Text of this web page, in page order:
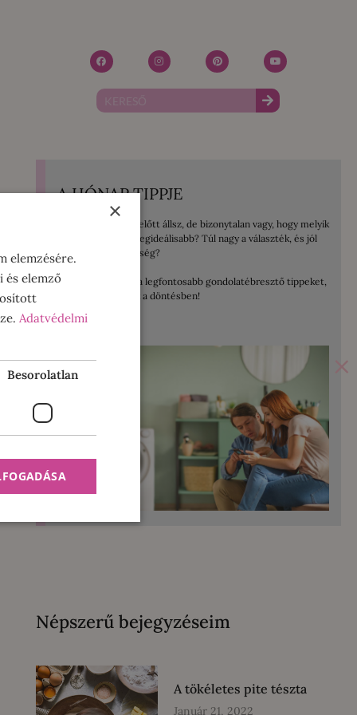
A HÓNAP TIPPJE
Mosógép vásárlás előtt állsz, de bizonytalan vagy, hogy melyik
lenne számodra a legideálisabb? Túl nagy a választék, és jól
jönne egy kis segítség?
Összegyűjtöttem a legfontosabb gondolatébresztő tippeket,
amelyek segítenek a döntésben!
ELOLVASOM!
×
Népszerű bejegyzéseim
A tökéletes pite tészta
Január 21, 2022
×
elemzésére.
elemző
Adatvédelmi
Besorolatlan